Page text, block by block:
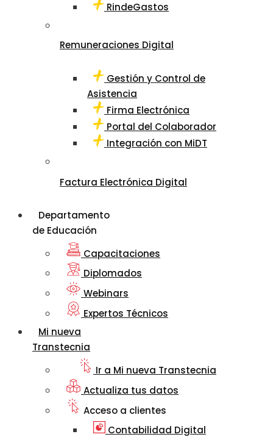
RindeGastos
Remuneraciones Digital
Gestión y Control de
Asistencia
Firma Electrónica
Portal del Colaborador
Integración con MiDT
Factura Electrónica Digital
Departamento
de Educación
Capacitaciones
Diplomados
Webinars
Expertos Técnicos
Mi nueva
Transtecnia
Ir a Mi nueva Transtecnia
Actualiza tus datos
Acceso a clientes
Contabilidad Digital